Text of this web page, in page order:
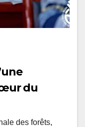
du
des forêts,